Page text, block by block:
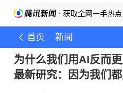
· 获取全网一手热点
首页 新闻
为什么我们用AI反而
最新研究：因为我们